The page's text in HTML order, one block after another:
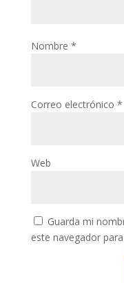
Nombre *
Correo electrónico *
Web
Guarda mi
este navegador